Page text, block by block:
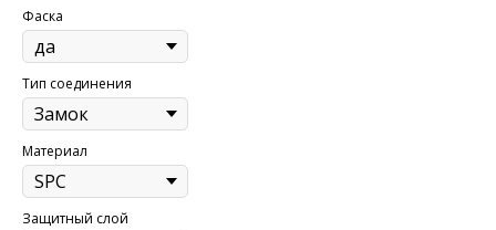
Фаска
Тип соединения
Материал
Защитный слой